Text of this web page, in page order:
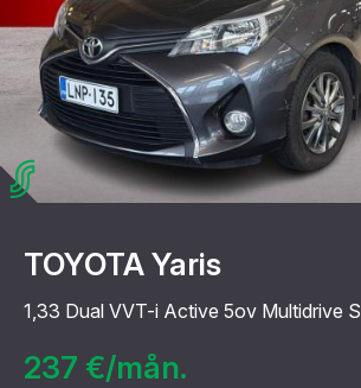
TOYOTA Yaris
1,33 Dual VVT-i Active 5ov Multidrive S
237 €/mån.